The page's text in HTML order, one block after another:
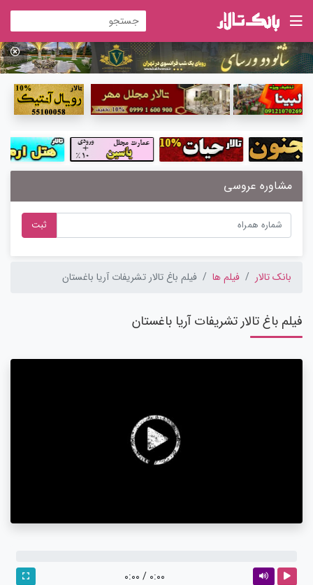
مشاوره عروسی
ثبت
بانک تالار فیلم ها فیلم باغ تالار تشریفات آریا باغستان
فیلم باغ تالار تشریفات آریا باغستان
0:00
/
0:00